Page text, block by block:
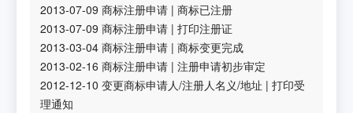
2013-07-09 商标注册申请 |商标已注册
2013-07-09 商标注册申请 |打印注册证
2013-03-04 商标注册申请 |商标变更完成
2013-02-16 商标注册申请 |注册申请初步审定
2012-12-10 变更商标申请人/注册人名义/地址 |打印受
理通知